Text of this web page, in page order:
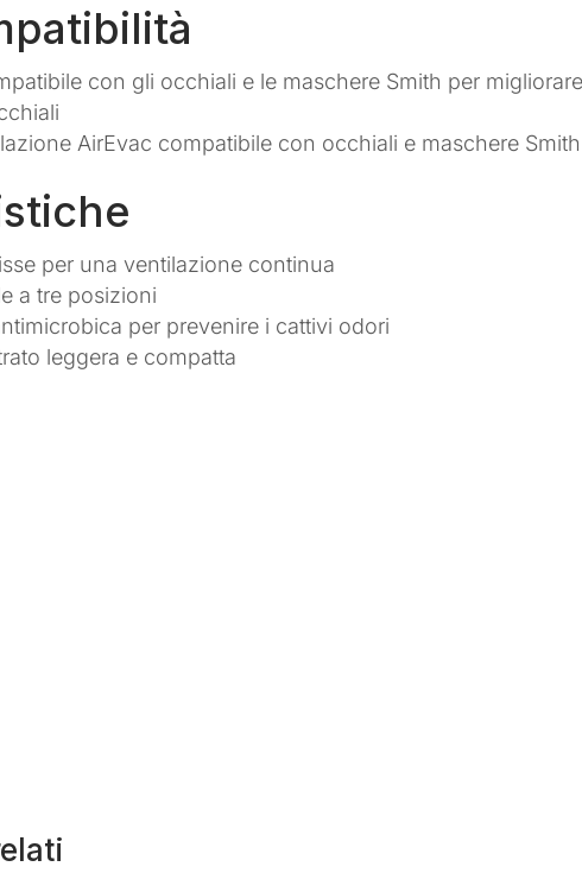
con gli occhiali e le maschere Smith per
AirEvac compatibile con occhiali e maschere
per una ventilazione continua
a tre posizioni
per prevenire i cattivi odori
leggera e compatta